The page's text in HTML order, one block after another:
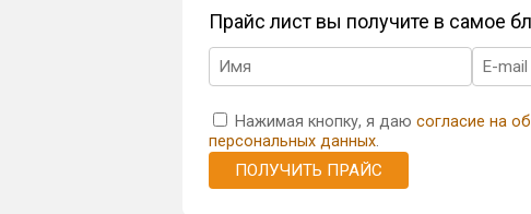
Прайс лист вы получите в самое
Нажимая кнопку, я даюсогласие на
персональных данных.
ПОЛУЧИТЬ ПРАЙС